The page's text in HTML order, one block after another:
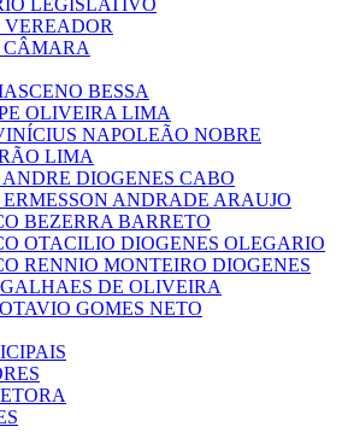
LEGISLATIVO
VEREADOR
CÂMARA
BESSA
OLIVEIRA LIMA
NAPOLEÃO NOBRE
LIMA
DIOGENES CABO
ANDRADE ARAUJO
BEZERRA BARRETO
OTACILIO DIOGENES OLEGARIO
RENNIO MONTEIRO DIOGENES
DE OLIVEIRA
GOMES NETO